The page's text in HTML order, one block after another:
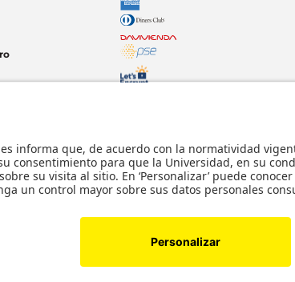
Minjusticia.
© - Derechos
internacionales y
comunicación